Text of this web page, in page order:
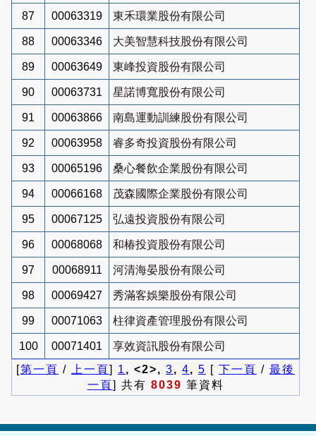
87 00063319 東禾環業股份有限公司
88 00063346 大美智慧科技股份有限公司
89 00063649 東峰投資股份有限公司
90 00063731 星諾博寬股份有限公司
91 00063866 南島運動訓練股份有限公司
92 00063958 睿多奇投資股份有限公司
93 00065196 桑心餐飲企業股份有限公司
94 00066168 茂森國際企業股份有限公司
95 00067125 弘遠投資股份有限公司
96 00068068 和椿投資股份有限公司
97 00068911 河清海晏股份有限公司
98 00069427 秀滿客娛樂股份有限公司
99 00071063 柱律資產管理股份有限公司
100 00071401
享效資訊股份有限公司
[第一頁 / 上一頁] 1 , <2>, 3, 4, 5 [ 下一頁 / 最後
一頁] 共有 8039 筆資料